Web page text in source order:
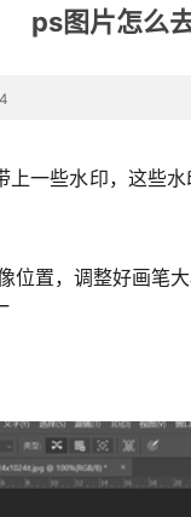
ps图片怎么
一些水印，这些
位置，调整好画笔